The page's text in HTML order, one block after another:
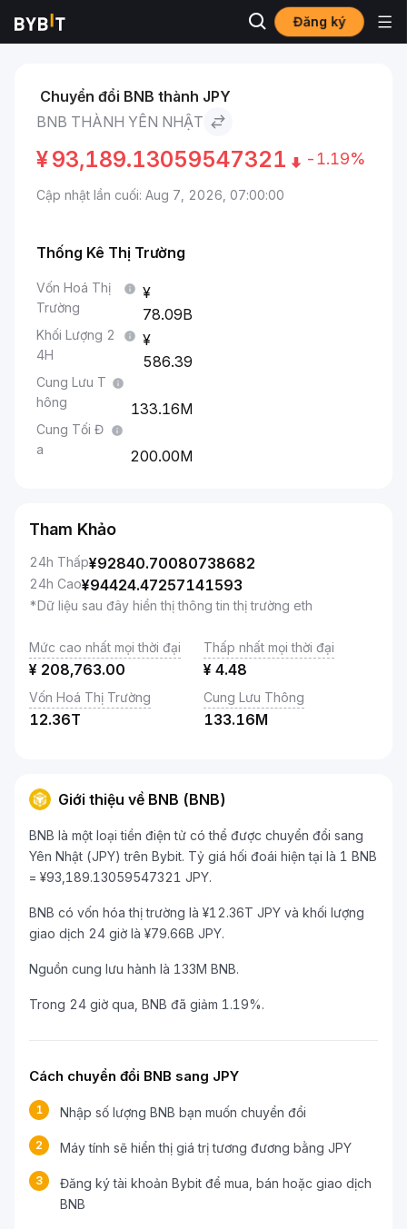
Đăng ký
Thị trường BNB to Yên Nhật
Chuyển đổi BNB thành JPY
BNB THÀNH YÊN NHẬT
¥93,189.13059547321 -1.19%
Cập nhật lần cuối: Aug 7, 2026, 07:00:00
Thống Kê Thị Trường
Vốn Hoá Thị
Trường
78.09B
Khối Lượng 2
4H
586.39
Cung Lưu T
hông
133.16M
Cung Tối Đ
a
200.00M
Tham Khảo
24h Thấp¥92840.70080738682
24h Cao¥94424.47257141593
*Dữ liệu sau đây hiển thị thông tin thị trường eth
Mức cao nhất mọi thời đại
¥ 208,763.00
Thấp nhất mọi thời đại
¥ 4.48
Vốn Hoá Thị Trường
12.36T
Cung Lưu Thông
133.16M
Giới thiệu về BNB (BNB)
BNB là một loại tiền điện tử có thể được chuyển đổi sang
Yên Nhật (JPY) trên Bybit. Tỷ giá hối đoái hiện tại là 1 BNB
= ¥93,189.13059547321 JPY.
BNB có vốn hóa thị trường là ¥12.36T JPY và khối lượng
giao dịch 24 giờ là ¥79.66B JPY.
Nguồn cung lưu hành là 133M BNB.
Trong 24 giờ qua, BNB đã giảm 1.19%.
Cách chuyển đổi BNB sang JPY
1 Nhập số lượng BNB bạn muốn chuyển đổi
2 Máy tính sẽ hiển thị giá trị tương đương bằng JPY
3
Đăng ký tài khoản Bybit để mua, bán hoặc giao dịch
BNB